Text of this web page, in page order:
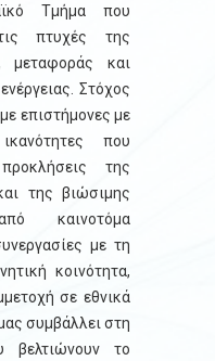
Τμήμα που
πτυχές της
μεταφοράς και
Στόχος
επιστήμονες με
που
της
της βιώσιμης
καινοτόμα
με τη
κοινότητα,
σε εθνικά
συμβάλλει στη
βελτιώνουν το